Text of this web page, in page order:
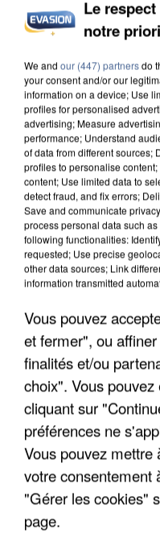
APRÈS TOUTES CES
DE FAUNE SAUVAGE
L’UN DES
MAFIA INTERPELLÉ
Le
notre
We and our (447) partnersdo
your consent and/or our
information on a device; Use
profiles for personalised
advertising; Measure
performance; Understand
of data from different sources;
profiles to personalise
content; Use limited data to
detect fraud, and fix errors;
Save and communicate
process personal data such
following functionalities:
requested; Use precise
other data sources; Link
information transmitted
Vous pouvez
et fermer", ou
finalités et/ou
choix". Vous
cliquant sur
préférences ne
Vous pouvez mettre
votre consentement
"Gérer les cookies"
page.